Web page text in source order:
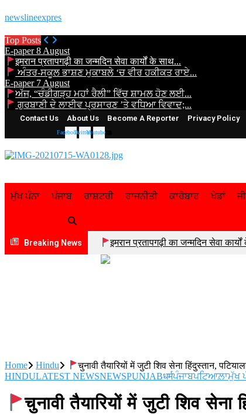
newslineexpres
Top Posts
E-paper 8 August
इमरान प्रतापगढ़ी का जन्मदिन सेवा कार्यों के साथ...
ਅੰਤਰ-ਸਕੂਲ ਭਾਸ਼ਣ ਮੁਕਾਬਲੇ ‘ਚ ਵੀਰ ਹਕੀਕਤ ਰਾਏ...
E-paper 7 August
ਅੱਜ, “ਚੰਡੀਗੜ੍ਹ ਮਹਾਂ ਰੈਲੀ” ਵਿੱਚ ਸ਼ਾਮਲ ਹੋਣ ਲਈ...
ਗੁਰਬਾਣੀ ਦੇ ਲਾਈਵ ਪ੍ਰਸਾਰਣ ’ਤੇ ਵਧਿਆ ਵਿਵਾਦ;...
Contact Us About Us Become A Reporter Privacy Policy
FacebookTwitterYoutube
ਮੁੱਖ ਪੰਨਾ ਪੰਜਾਬ ਰਾਸ਼ਟਰੀ ਰਾਜਨੀਤੀ ਕਾਰੋਬਾਰ ਖੇਡਾਂ
Breaking News इमरान प्रतापगढ़ी का जन्मदिन सेवा
ਸ਼ਾਮਲ ਹੋਣ ਲਈ ਡੀ.ਸੀ. ਦਫ਼ਤਰ ਯੂਨੀਅਨ
Home Hindu
चुनावी तैयारियों में जुटी शिव सेना हिंदुस्तान,
HINDULATEST NEWSNEWSPUNJABधर्मਪੰਜਾਬਪਟਿਆਲ਼ਾਮੁੱਖ
चुनावी तैयारियों में जुटी शिव सेना